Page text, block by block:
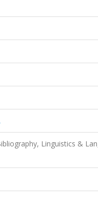
Linguistics &